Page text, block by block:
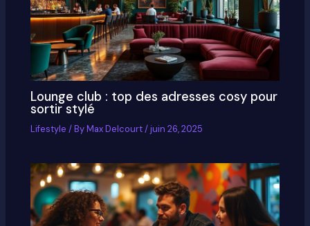
Lounge club : top des adresses cosy pour
sortir stylé
Lifestyle / ByMax Delcourt/juin 26, 2025